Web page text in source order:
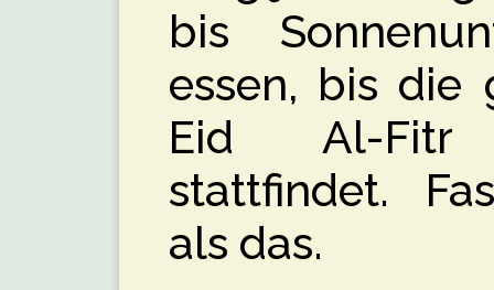
bis
essen, bis die
Eid Al-Fitr
stattfindet.
als das.